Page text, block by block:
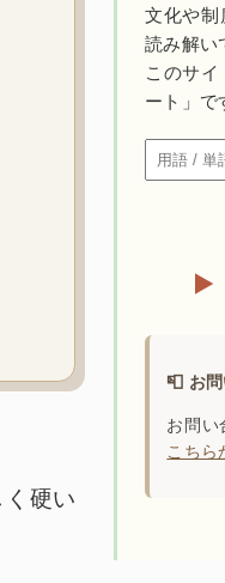
硬い
文化や制
読み解い
このサ
ート」で
検索
📮 お
お問い
こちら